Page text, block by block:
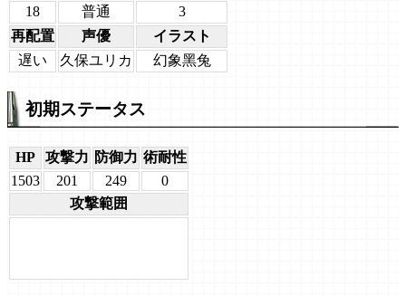
18
普通
3
再配置
声優
イラスト
遅い
久保ユリカ 幻象黑兔
初期ステータス
HP 攻撃力 防御力 術耐性
1503
201 249
0
攻撃範囲